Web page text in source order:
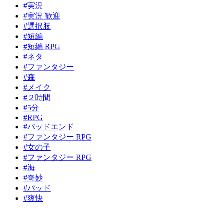
#実況
#実況 歓迎
#選択肢
#短編
#短編 RPG
#ネタ
#ファンタジー
#森
#メイク
#２時間
#5分
#RPG
#バッドエンド
#ファンタジー RPG
#女の子
#ファンタジー RPG
#海
#奇妙
#パッド
#爽快